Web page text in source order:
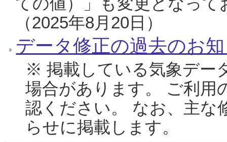
（2025年8月20日）
データ修正の過去のお
※ 掲載している気象デー
場合があります。 ご利用
認ください。 なお、主な
らせに掲載します。